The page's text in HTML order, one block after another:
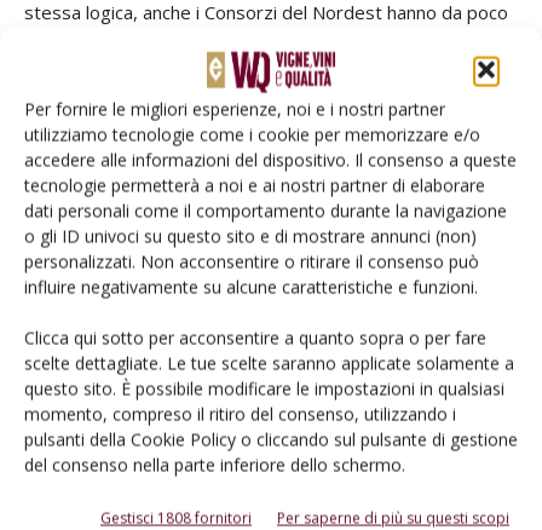
Per fornire le migliori esperienze, noi e i nostri partner
utilizziamo tecnologie come i cookie per memorizzare e/o
accedere alle informazioni del dispositivo. Il consenso a queste
tecnologie permetterà a noi e ai nostri partner di elaborare
dati personali come il comportamento durante la navigazione
o gli ID univoci su questo sito e di mostrare annunci (non)
personalizzati. Non acconsentire o ritirare il consenso può
influire negativamente su alcune caratteristiche e funzioni.
Clicca qui sotto per acconsentire a quanto sopra o per fare
scelte dettagliate. Le tue scelte saranno applicate solamente a
questo sito. È possibile modificare le impostazioni in qualsiasi
momento, compreso il ritiro del consenso, utilizzando i
pulsanti della Cookie Policy o cliccando sul pulsante di gestione
del consenso nella parte inferiore dello schermo.
Gestisci 1808 fornitori Per saperne di più su questi scopi
stessa logica, anche i Consorzi del Nordest hanno da poco
con la presenza delle Amministrazioni regionali: unire le
forze per il bene comune è la chiave. Il lavoro dei Consorzi
insieme agli organismi di controllo e alle istituzioni va nella
direzione della legittimazione di un territorio e di un
prodotto. In questo scenario, ci sono fattori importanti da
considerare, a partire dalla sostenibilità ambientale,
economica, fino a quella sociale, che, come Consorzio,
abbracciamo attraverso la partnership con Wine in
Moderation, restando in prima linea nella promozione di un
consumo moderato e responsabile. Per quanto riguarda la
sostenibilità ambientale, la creazione di sinergie e di
strumenti di coordinamento, secondo noi è la giusta strada
per sviluppare questo importante ambito di lavoro,
auspichiamo questo tipo di approccio anche per lavorare al
tema della certificazione di sostenibilità a livello nazionale.